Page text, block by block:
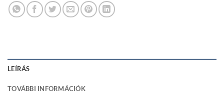
LEÍRÁS
TOVÁBBI INFORMÁCIÓK